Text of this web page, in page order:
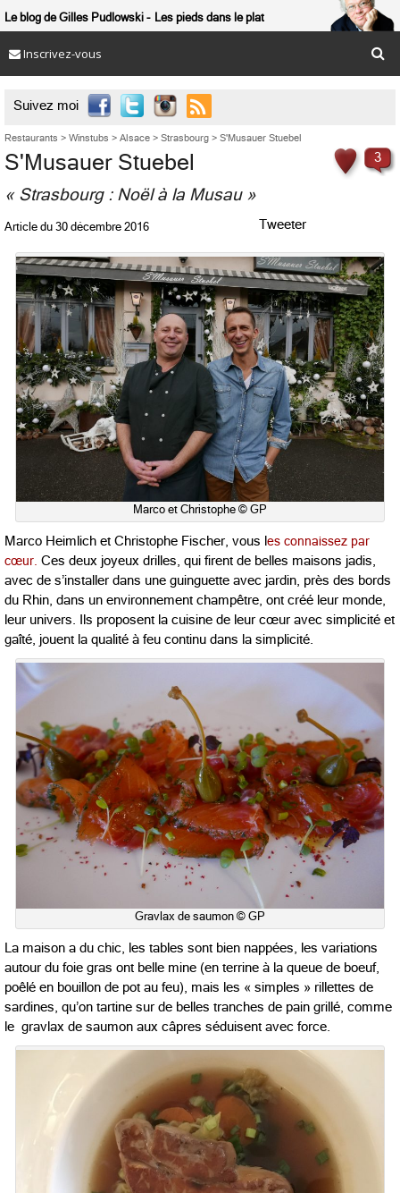
Le blog de Gilles Pudlowski Les pieds dans le plat
Inscrivez-vous
Suivez moi 
Restaurants > Winstubs > Alsace > Strasbourg > S'Musauer Stuebel
3
S'Musauer Stuebel
« Strasbourg : Noël à la Musau »
Article du 30 décembre 2016 Tweeter
Marco et Christophe © GP
Marco Heimlich et Christophe Fischer, vous l es connaissez par
cœur. Ces deux joyeux drilles, qui firent de belles maisons jadis,
avec de s’installer dans une guinguette avec jardin, près des bords
du Rhin, dans un environnement champêtre, ont créé leur monde,
leur univers. Ils proposent la cuisine de leur cœur avec simplicité et
gaîté, jouent la qualité à feu continu dans la simplicité.
Gravlax de saumon © GP
La maison a du chic, les tables sont bien nappées, les variations
autour du foie gras ont belle mine (en terrine à la queue de boeuf,
poêlé en bouillon de pot au feu), mais les « simples » rillettes de
sardines, qu’on tartine sur de belles tranches de pain grillé, comme
le gravlax de saumon aux câpres séduisent avec force.